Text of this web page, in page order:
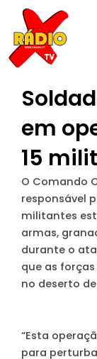
content
em
15
O Comando
responsável
militantes
armas,
durante o
que as
no deserto
“Esta
para